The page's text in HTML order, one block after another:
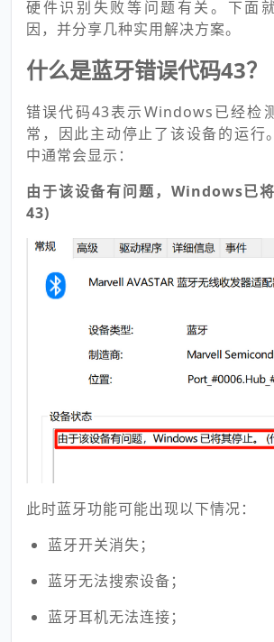
硬件识别失败等问题有关。下面
因，并分享几种实用解决方案。
什么是蓝牙错误代码43？
错误代码43表示Windows已经检
常，因此主动停止了该设备的运行
中通常会显示：
由于该设备有问题，Windows已
43)
此时蓝牙功能可能出现以下情况：
蓝牙开关消失；
蓝牙无法搜索设备；
蓝牙耳机无法连接；